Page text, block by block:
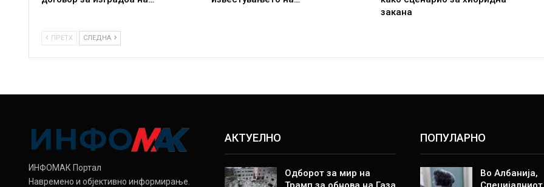
закана
ПРЕТХ СЛЕДНА
ИНФОМАК Портал
Навремено и објективно информирање.
АКТУЕЛНО
Одборот за мир на
ПОПУЛАРНО
Во Албанија,